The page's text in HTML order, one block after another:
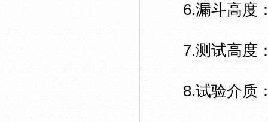
6.漏斗高度：
7.测试高度：
8.试验介质